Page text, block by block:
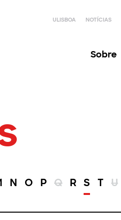
ULISBOA NOTÍCIAS
Sobre
N O P Q R S T U